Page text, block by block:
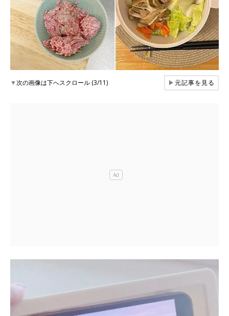
▼次の画像は下へスクロール (3/11) ▶元記事を見る